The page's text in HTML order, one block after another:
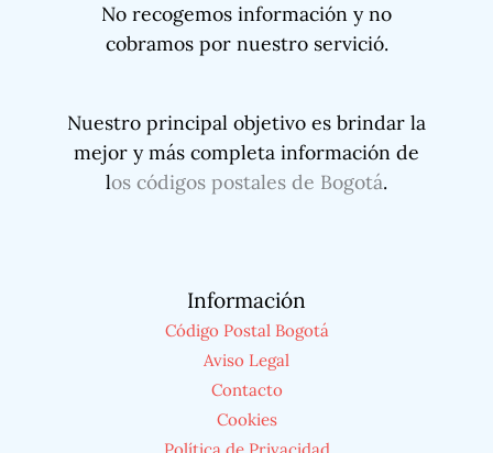
No recogemos información y no
cobramos por nuestro servició.
Nuestro principal objetivo es brindar la
mejor y más completa información de
los códigos postales de Bogotá.
Información
Código Postal Bogotá
Aviso Legal
Contacto
Cookies
Política de Privacidad